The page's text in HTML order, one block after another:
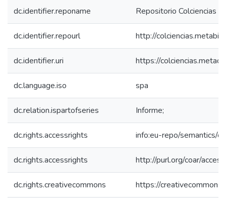
dc.identifier.reponame Repositorio Colciencias
dc.identifier.repourl http://
dc.identifier.uri https://
dc.language.iso spa
dc.relation.ispartofseries Informe;
dc.rights.accessrights info:eu-repo/semantics/
dc.rights.accessrights http://purl.org/coar/
dc.rights.creativecommons https://